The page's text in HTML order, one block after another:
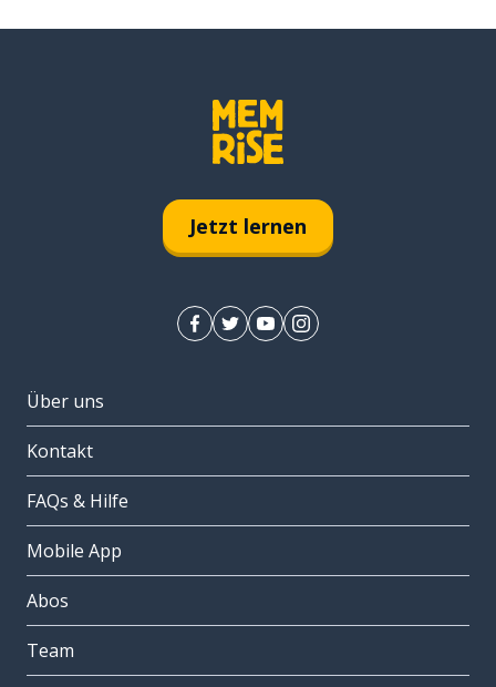
Jetzt lernen
Über uns
Kontakt
FAQs & Hilfe
Mobile App
Abos
Team